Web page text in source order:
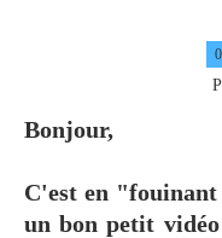
Bonjour,
C'est en
un bon petit